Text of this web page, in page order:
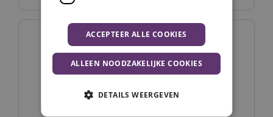
ACCEPTEER ALLE COOKIES
ALLEEN NOODZAKELIJKE COOKIES
DETAILS WEERGEVEN